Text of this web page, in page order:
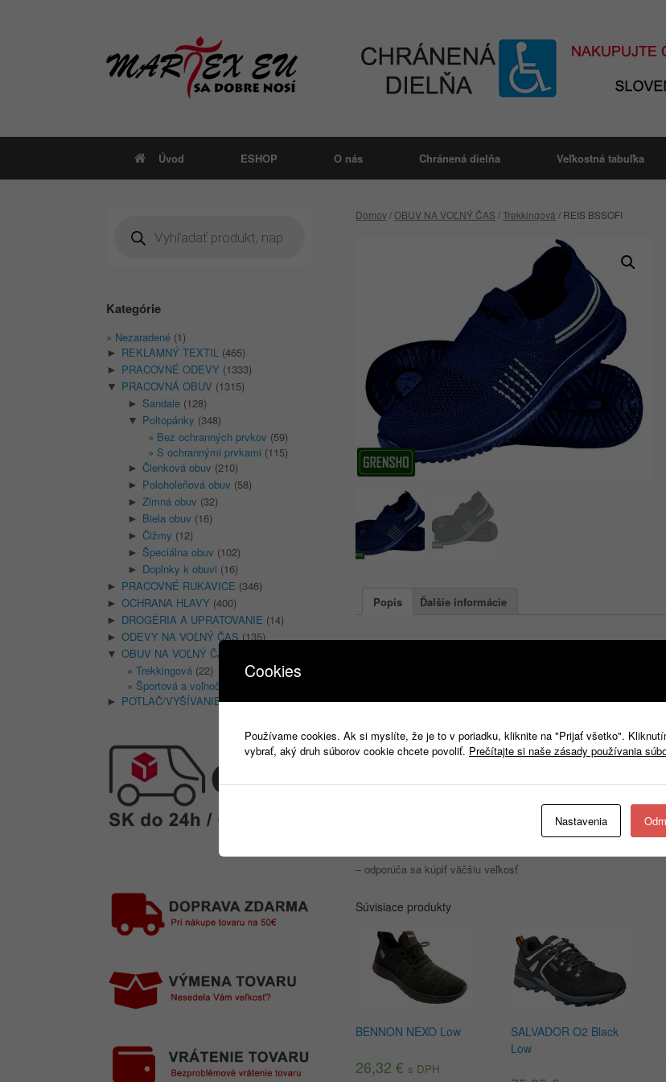
Úvod ESHOP O nás Chránená dielňa Veľkostná tabuľka
Domov/OBUV NA VOĽNÝ ČAS /Trekkingová / REIS BSSOFI
Popis Ďalšie informácie
Popis
– zaťahovacie
– ukončené lemom
– podošva vyrobená z PVC
– ľahké a pohodlné, zaisťujú pohodlie pri používaní
– ideálna na prácu, každodenné použitie a ako tréningová obuv
– odporúča sa kúpiť väčšiu veľkosť
Súvisiace produkty
BENNON NEXO Low
26,32€ s DPH
SALVADOR O2 Black
Low
search
Kategórie
Nezaradené (1)
► REKLAMNÝ TEXTIL (465)
► PRACOVNÉ ODEVY (1333)
▼ PRACOVNÁ OBUV (1315)
► Sandale (128)
▼ Poltopánky (348)
Bez ochranných prvkov (59)
S ochrannými prvkami (115)
► Členková obuv (210)
► Poloholeňová obuv (58)
► Zimná obuv (32)
► Biela obuv (16)
► Čižmy (12)
► Špeciálna obuv (102)
► Doplnky k obuvi (16)
► PRACOVNÉ RUKAVICE (346)
► OCHRANA HLAVY (400)
► DROGÉRIA A UPRATOVANIE (14)
► ODEVY NA VOĽNÝ ČAS(135)
▼ OBUV NA VOĽNÝ ČAS
Trekkingová (22)
Športová a voľnočasová
► POTLAČ/VYŠÍVANIE(18)
Cookies
Používame cookies. Ak si myslíte, že je to v poriadku, kliknite na "Prijať všetko".
vybrať, aký druh súborov cookie chcete povoliť. Prečítajte si naše zásady používania
Nastavenia